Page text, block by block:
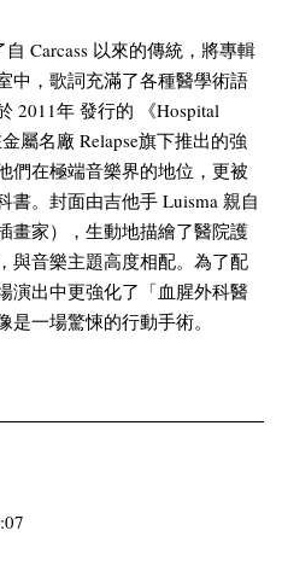
Carcass 以來的傳統，將專輯
中，歌詞充滿了各種醫學術語
2011年 發行的 《Hospital
屬名廠 Relapse旗下推出的強
們在極端音樂界的地位，更被
書。封面由吉他手 Luisma 親自
畫家），生動地描繪了醫院護
與音樂主題高度相配。為了配
演出中更強化了「血腥外科醫
一場驚悚的行動手術。